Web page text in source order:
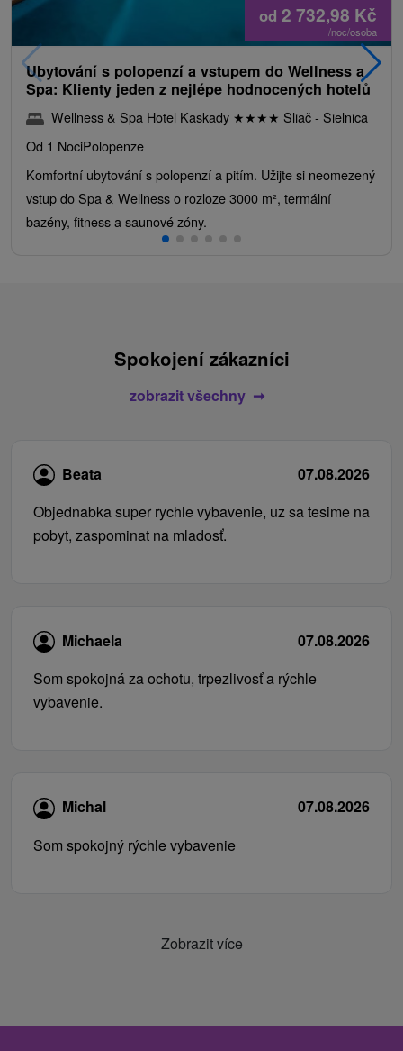
od 2 732,98 Kč
/noc/osoba
Ubytování s polopenzí a vstupem do Wellness a
Spa: Klienty jeden z nejlépe hodnocených hotelů
Wellness & Spa Hotel Kaskady ★★★★ Sliač - Sielnica
Od 1 NociPolopenze
Komfortní ubytování s polopenzí a pitím. Užijte si neomezený
vstup do Spa & Wellness o rozloze 3000 m², termální
bazény, fitness a saunové zóny.
Spokojení zákazníci
zobrazit všechny
Beata
07.08.2026
Objednabka super rychle vybavenie, uz sa tesime na
pobyt, zaspominat na mladosť.
Michaela
07.08.2026
Som spokojná za ochotu, trpezlivosť a rýchle
vybavenie.
Michal
07.08.2026
Som spokojný rýchle vybavenie
Zobrazit více